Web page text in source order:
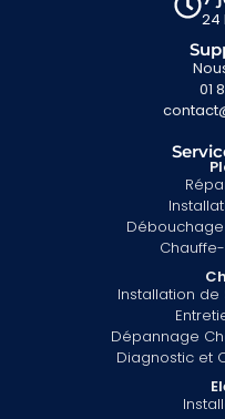
24
01
Installation
Dépannage
Diagnostic et